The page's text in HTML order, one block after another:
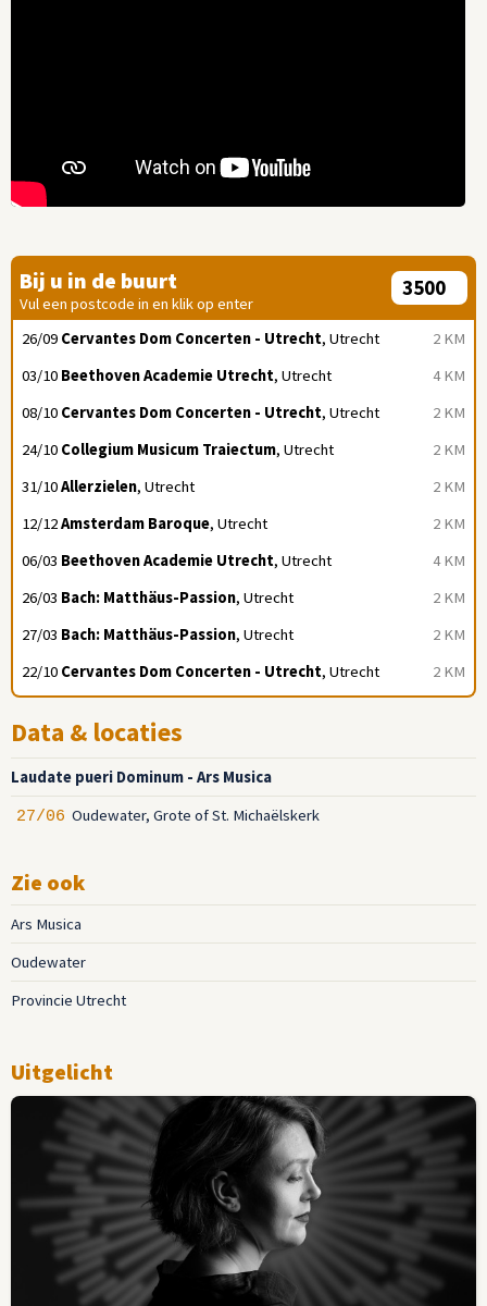
Bij u in de buurt
Vul een postcode in en klik op enter
2 KM
26/09 Cervantes Dom Concerten - Utrecht, Utrecht
4 KM
03/10 Beethoven Academie Utrecht, Utrecht
2 KM
08/10 Cervantes Dom Concerten - Utrecht, Utrecht
2 KM
24/10 Collegium Musicum Traiectum, Utrecht
2 KM
31/10Allerzielen, Utrecht
2 KM
12/12Amsterdam Baroque, Utrecht
4 KM
06/03 Beethoven Academie Utrecht, Utrecht
2 KM
26/03 Bach: Matthäus-Passion, Utrecht
2 KM
27/03 Bach: Matthäus-Passion, Utrecht
2 KM
22/10 Cervantes Dom Concerten - Utrecht, Utrecht
Data & locaties
Laudate pueri Dominum - Ars Musica
27/06 Oudewater, Grote of St. Michaëlskerk
Zie ook
Ars Musica
Oudewater
Provincie Utrecht
Uitgelicht